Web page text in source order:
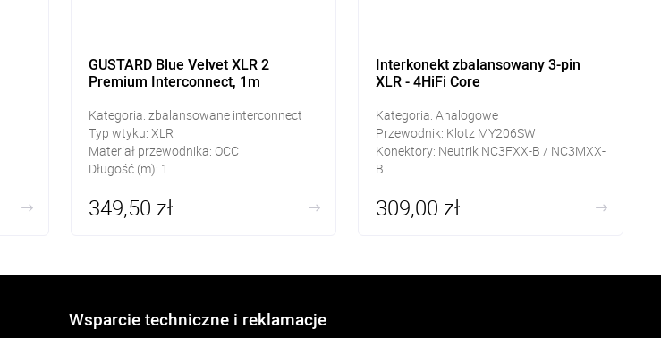
GUSTARD Blue Velvet XLR 2
Premium Interconnect, 1m
Kategoria: zbalansowane interconnect
Typ wtyku: XLR
Materiał przewodnika: OCC
Długość (m): 1
349,50 zł
Interkonekt zbalansowany 3-pin
XLR - 4HiFi Core
Kategoria: Analogowe
Przewodnik: Klotz MY206SW
Konektory: Neutrik NC3FXX-B / NC3MXX-
B
309,00 zł
Wsparcie techniczne i reklamacje